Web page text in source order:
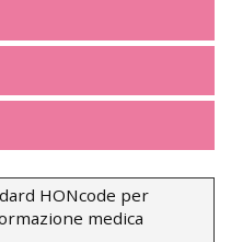
HONcode per
medica